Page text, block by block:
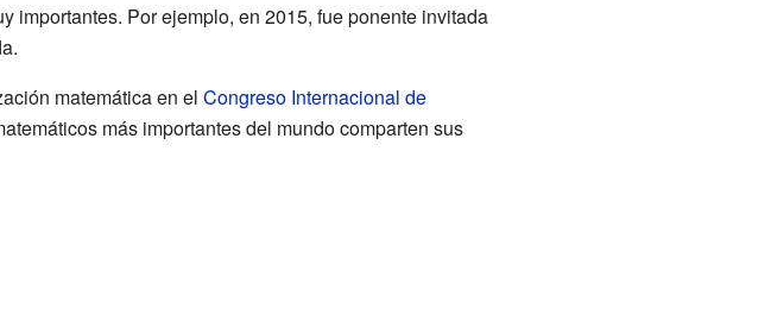
importantes. Por ejemplo, en 2015, fue ponente invitada
matemática en el Congreso Internacional de
más importantes del mundo comparten sus